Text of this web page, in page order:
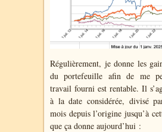
Régulièrement, je donne les
du portefeuille afin de me
travail fourni est rentable. Il
à la date considérée, divisé
mois depuis l’origine jusqu’à
que ça donne aujourd’hui :